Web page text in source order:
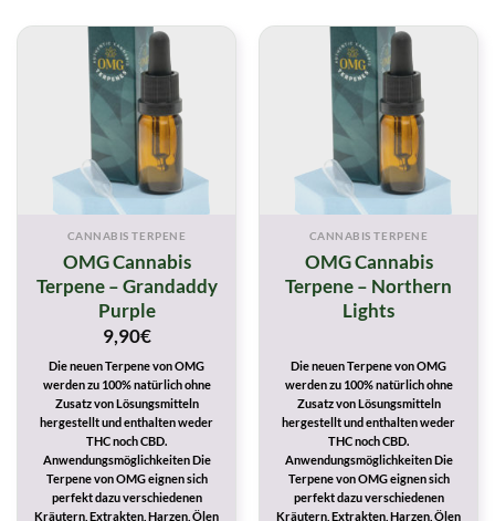
CANNABIS TERPENE
OMG Cannabis
Terpene – Grandaddy
Purple
9,90€
Die neuen Terpene von OMG
werden zu 100% natürlich ohne
Zusatz von Lösungsmitteln
hergestellt und enthalten weder
THC noch CBD.
Anwendungsmöglichkeiten Die
Terpene von OMG eignen sich
perfekt dazu verschiedenen
Kräutern, Extrakten, Harzen, Ölen
CANNABIS TERPENE
OMG Cannabis
Terpene – Northern
Lights
Die neuen Terpene von OMG
werden zu 100% natürlich ohne
Zusatz von Lösungsmitteln
hergestellt und enthalten weder
THC noch CBD.
Anwendungsmöglichkeiten Die
Terpene von OMG eignen sich
perfekt dazu verschiedenen
Kräutern, Extrakten, Harzen, Ölen